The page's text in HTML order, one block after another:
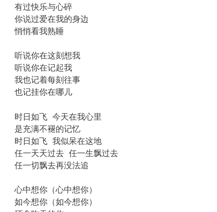
有过快乐与心碎
你说过爱在我的身边
悄悄看我熟睡
听说你在这刻想我
听说你在记起我
我也记着每刻往事
也记挂你在哪儿
时日如飞 今天在我心里
是充满不褪的记忆
时日如飞 我似呆在这地
任一天天过去 任一生飘过去
任一切飘去再没法追
心中想你（心中想你）
如今想你（如今想你）